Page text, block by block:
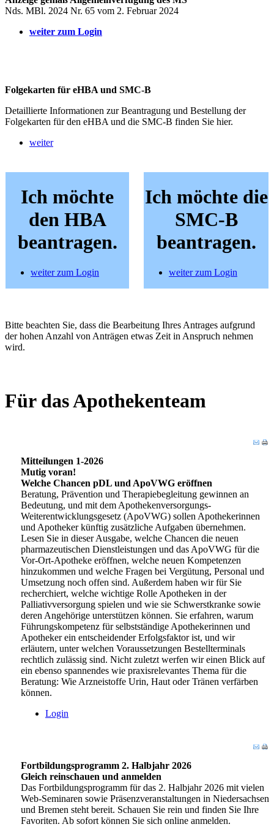
Nds. MBl. 2024 Nr. 65 vom 2. Februar 2024
weiter zum Login
Folgekarten für eHBA und SMC-B
Detaillierte Informationen zur Beantragung und Bestellung der
Folgekarten für den eHBA und die SMC-B finden Sie hier.
weiter
Ich möchte
den HBA
beantragen.
weiter zum Login
Ich möchte die
SMC-B
beantragen.
weiter zum Login
Bitte beachten Sie, dass die Bearbeitung Ihres Antrages aufgrund
der hohen Anzahl von Anträgen etwas Zeit in Anspruch nehmen
wird.
Für das Apothekenteam
Mitteilungen 1-2026
Mutig voran!
Welche Chancen pDL und ApoVWG eröffnen
Beratung, Prävention und Therapiebegleitung gewinnen an
Bedeutung, und mit dem Apothekenversorgungs-
Weiterentwicklungsgesetz (ApoVWG) sollen Apothekerinnen
und Apotheker künftig zusätzliche Aufgaben übernehmen.
Lesen Sie in dieser Ausgabe, welche Chancen die neuen
pharmazeutischen Dienstleistungen und das ApoVWG für die
Vor-Ort-Apotheke eröffnen, welche neuen Kompetenzen
hinzukommen und welche Fragen bei Vergütung, Personal und
Umsetzung noch offen sind. Außerdem haben wir für Sie
recherchiert, welche wichtige Rolle Apotheken in der
Palliativversorgung spielen und wie sie Schwerstkranke sowie
deren Angehörige unterstützen können. Sie erfahren, warum
Führungskompetenz für selbstständige Apothekerinnen und
Apotheker ein entscheidender Erfolgsfaktor ist, und wir
erläutern, unter welchen Voraussetzungen Bestellterminals
rechtlich zulässig sind. Nicht zuletzt werfen wir einen Blick auf
ein ebenso spannendes wie praxisrelevantes Thema für die
Beratung: Wie Arzneistoffe Urin, Haut oder Tränen verfärben
können.
Login
Fortbildungsprogramm 2. Halbjahr 2026
Gleich reinschauen und anmelden
Das Fortbildungsprogramm für das 2. Halbjahr 2026 mit vielen
Web-Seminaren sowie Präsenzveranstaltungen in Niedersachsen
und Bremen steht bereit. Schauen Sie rein und finden Sie Ihre
Favoriten. Ab sofort können Sie sich online anmelden.